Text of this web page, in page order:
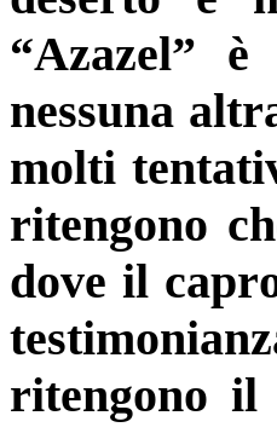
“Azazel”
nessuna
molti
ritengono
dove il
ritengono il